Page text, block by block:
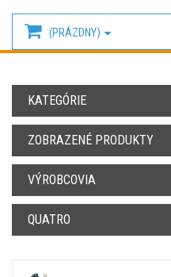
(PRÁZDNY)
KATEGÓRIE
ZOBRAZENÉ PRODUKTY
VÝROBCOVIA
QUATRO